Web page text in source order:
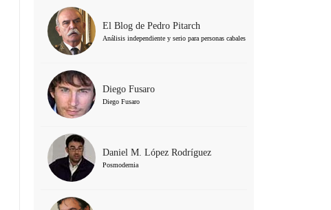
El Blog de Pedro Pitarch
Análisis independiente y serio para personas cabales
Diego Fusaro
Diego Fusaro
Daniel M. López Rodríguez
Posmodernia